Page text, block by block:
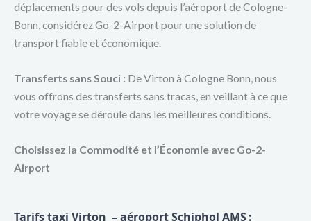
déplacements pour des vols depuis l’aéroport de Cologne-
Bonn, considérez Go-2-Airport pour une solution de
transport fiable et économique.
Transferts sans Souci : De Virton à Cologne Bonn, nous
vous offrons des transferts sans tracas, en veillant à ce que
votre voyage se déroule dans les meilleures conditions.
Choisissez la Commodité et l’Économie avec Go-2-
Airport
Tarifs taxi Virton – aéroport Schiphol AMS: